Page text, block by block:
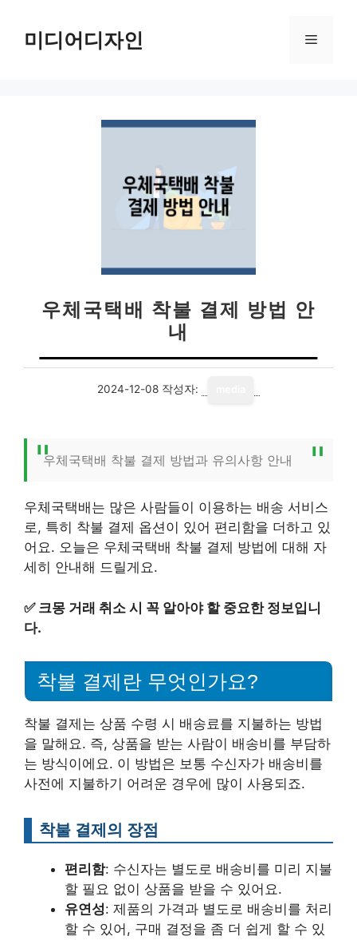
미디어디자인 메
우체국택배 착불 결제 방법 안
내
2024-12-08 작성자:
우체국택배 착불 결제 방법과 유의사항 안내
우체국택배는 많은 사람들이 이용하는 배송 서비스
로, 특히 착불 결제 옵션이 있어 편리함을 더하고 있
어요. 오늘은 우체국택배 착불 결제 방법에 대해 자
세히 안내해 드릴게요.
✅ 크몽 거래 취소 시 꼭 알아야 할 중요한 정보입니
다.
착불 결제란 무엇인가요?
착불 결제는 상품 수령 시 배송료를 지불하는 방법
을 말해요. 즉, 상품을 받는 사람이 배송비를 부담하
는 방식이에요. 이 방법은 보통 수신자가 배송비를
사전에 지불하기 어려운 경우에 많이 사용되죠.
착불 결제의 장점
편리함: 수신자는 별도로 배송비를 미리 지불
할 필요 없이 상품을 받을 수 있어요.
유연성: 제품의 가격과 별도로 배송비를 처리
할 수 있어, 구매 결정을 좀 더 쉽게 할 수 있